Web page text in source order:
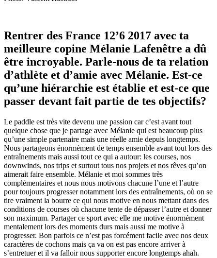
Rentrer des France 12’6 2017 avec ta
meilleure copine Mélanie Lafenêtre a dû
être incroyable. Parle-nous de ta relation
d’athlète et d’amie avec Mélanie. Est-ce
qu’une hiérarchie est établie et est-ce que
passer devant fait partie de tes objectifs?
Le paddle est très vite devenu une passion car c’est avant tout
quelque chose que je partage avec Mélanie qui est beaucoup plus
qu’une simple partenaire mais une réelle amie depuis longtemps.
Nous partageons énormément de temps ensemble avant tout lors des
entraînements mais aussi tout ce qui a autour: les courses, nos
downwinds, nos trips et surtout tous nos projets et nos rêves qu’on
aimerait faire ensemble. Mélanie et moi sommes très
complémentaires et nous nous motivons chacune l’une et l’autre
pour toujours progresser notamment lors des entraînements, où on se
tire vraiment la bourre ce qui nous motive en nous mettant dans des
conditions de courses où chacune tente de dépasser l’autre et donner
son maximum. Partager ce sport avec elle me motive énormément
mentalement lors des moments durs mais aussi me motive à
progresser. Bon parfois ce n’est pas forcément facile avec nos deux
caractères de cochons mais ça va on est pas encore arriver à
s’entretuer et il va falloir nous supporter encore longtemps ahah.